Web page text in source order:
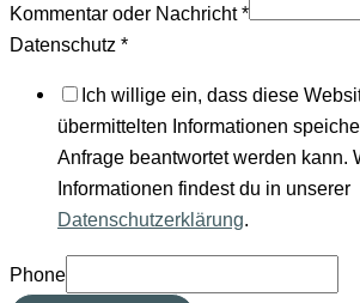
Kommentar oder Nachricht*
Datenschutz *
Ich willige ein, dass diese
übermittelten Informationen
Anfrage beantwortet werden kann.
Informationen findest du in unserer
Datenschutzerklärung.
Phone